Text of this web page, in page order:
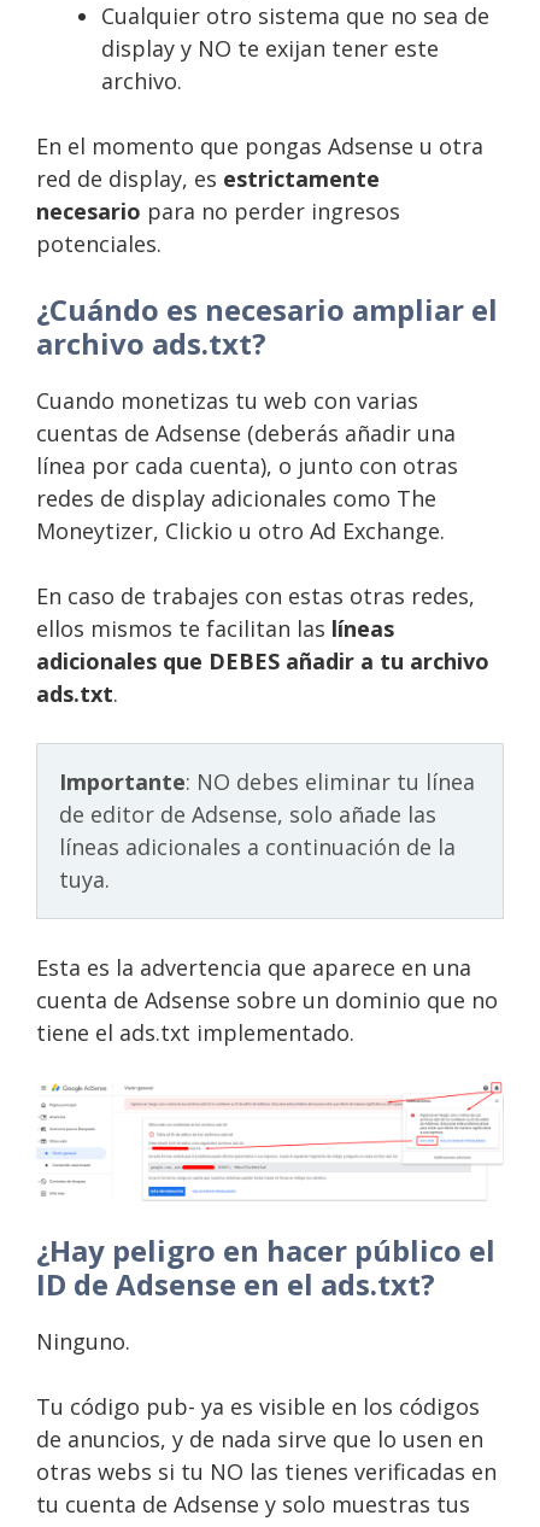
Cualquier otro sistema que no sea de
display y NO te exijan tener este
archivo.
En el momento que pongas Adsense u otra
red de display, es estrictamente
necesario para no perder ingresos
potenciales.
¿Cuándo es necesario ampliar el
archivo ads.txt?
Cuando monetizas tu web con varias
cuentas de Adsense (deberás añadir una
línea por cada cuenta), o junto con otras
redes de display adicionales como The
Moneytizer, Clickio u otro Ad Exchange.
En caso de trabajes con estas otras redes,
ellos mismos te facilitan las líneas
adicionales que DEBES añadir a tu archivo
ads.txt.
Importante: NO debes eliminar tu línea
de editor de Adsense, solo añade las
líneas adicionales a continuación de la
tuya.
Esta es la advertencia que aparece en una
cuenta de Adsense sobre un dominio que no
tiene el ads.txt implementado.
¿Hay peligro en hacer público el
ID de Adsense en el ads.txt?
Ninguno.
Tu código pub- ya es visible en los códigos
de anuncios, y de nada sirve que lo usen en
otras webs si tu NO las tienes verificadas en
tu cuenta de Adsense y solo muestras tus